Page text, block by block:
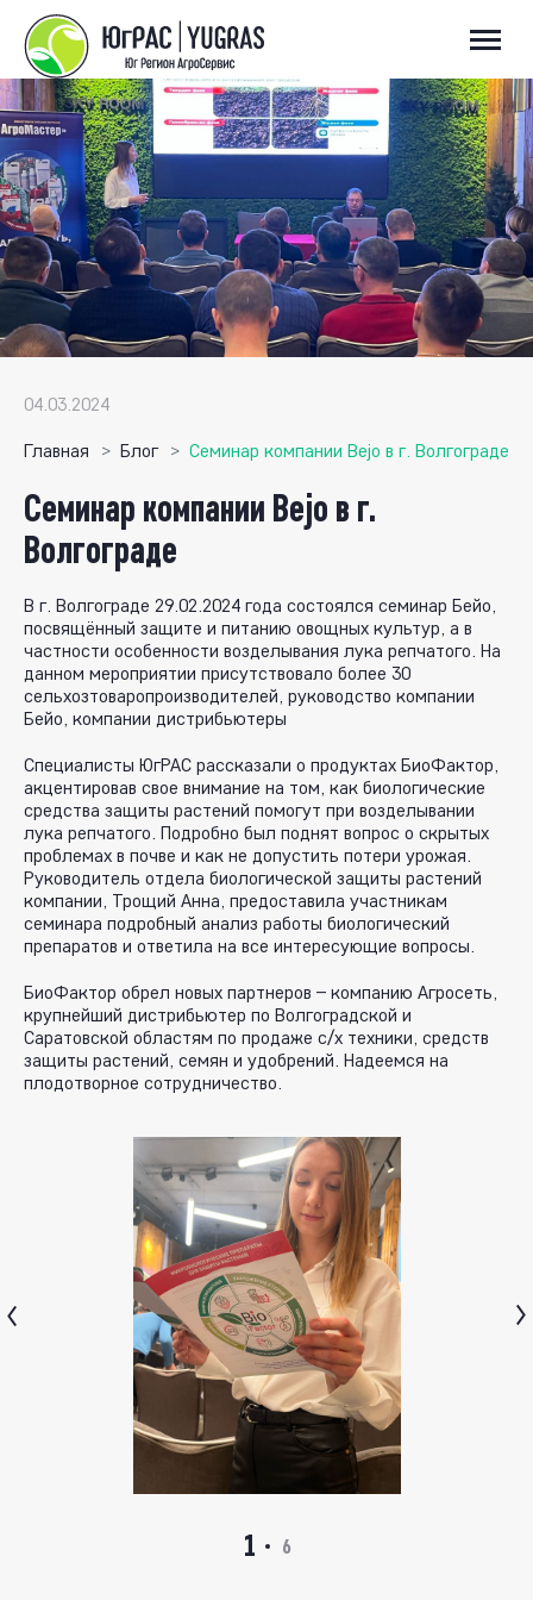
04.03.2024
Главная Блог Семинар компании Bejo в г. Волгограде
Семинар компании Bejo в г.
Волгограде
В г. Волгограде 29.02.2024 года состоялся семинар Бейо,
посвящённый защите и питанию овощных культур, а в
частности особенности возделывания лука репчатого. На
данном мероприятии присутствовало более 30
сельхозтоваропроизводителей, руководство компании
Бейо, компании дистрибьютеры
Специалисты ЮгРАС рассказали о продуктах БиоФактор,
акцентировав свое внимание на том, как биологические
средства защиты растений помогут при возделывании
лука репчатого. Подробно был поднят вопрос о скрытых
проблемах в почве и как не допустить потери урожая.
Руководитель отдела биологической защиты растений
компании, Трощий Анна, предоставила участникам
семинара подробный анализ работы биологический
препаратов и ответила на все интересующие вопросы.
БиоФактор обрел новых партнеров – компанию Агросеть,
крупнейший дистрибьютер по Волгоградской и
Саратовской областям по продаже с/х техники, средств
защиты растений, семян и удобрений. Надеемся на
плодотворное сотрудничество.
1 6